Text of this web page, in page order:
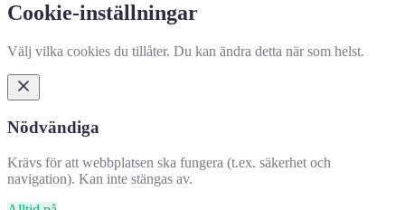
Cookie-inställningar
Välj vilka cookies du tillåter. Du kan ändra detta när som helst.
Nödvändiga
Krävs för att webbplatsen ska fungera (t.ex. säkerhet och
navigation). Kan inte stängas av.